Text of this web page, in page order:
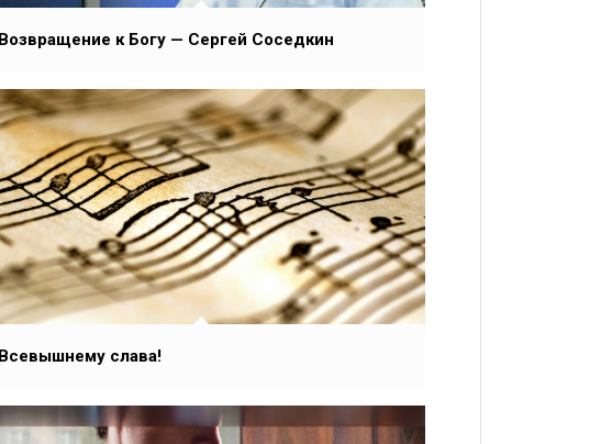
Возвращение к Богу — Сергей Соседкин
Всевышнему слава!